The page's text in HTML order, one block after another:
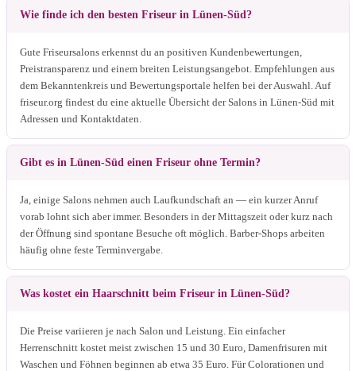
Wie finde ich den besten Friseur in Lünen-Süd?
Gute Friseursalons erkennst du an positiven Kundenbewertungen,
Preistransparenz und einem breiten Leistungsangebot. Empfehlungen aus
dem Bekanntenkreis und Bewertungsportale helfen bei der Auswahl. Auf
friseur.org findest du eine aktuelle Übersicht der Salons in Lünen-Süd mit
Adressen und Kontaktdaten.
Gibt es in Lünen-Süd einen Friseur ohne Termin?
Ja, einige Salons nehmen auch Laufkundschaft an — ein kurzer Anruf
vorab lohnt sich aber immer. Besonders in der Mittagszeit oder kurz nach
der Öffnung sind spontane Besuche oft möglich. Barber-Shops arbeiten
häufig ohne feste Terminvergabe.
Was kostet ein Haarschnitt beim Friseur in Lünen-Süd?
Die Preise variieren je nach Salon und Leistung. Ein einfacher
Herrenschnitt kostet meist zwischen 15 und 30 Euro, Damenfrisuren mit
Waschen und Föhnen beginnen ab etwa 35 Euro. Für Colorationen und